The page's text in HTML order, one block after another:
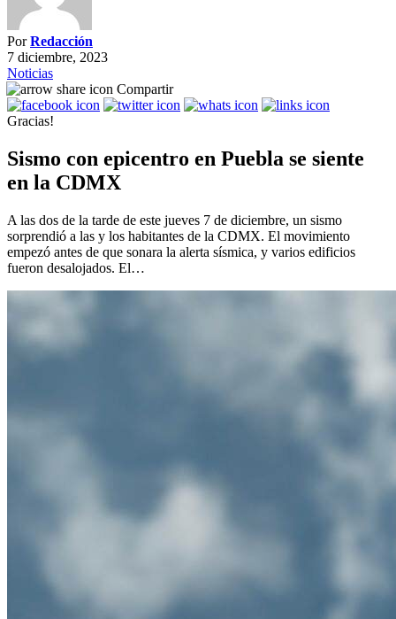
PorRedacción
7 diciembre, 2023
Noticias
Compartir
Gracias!
Sismo con epicentro en Puebla se siente
en la CDMX
A las dos de la tarde de este jueves 7 de diciembre, un sismo
sorprendió a las y los habitantes de la CDMX. El movimiento
empezó antes de que sonara la alerta sísmica, y varios edificios
fueron desalojados. El…